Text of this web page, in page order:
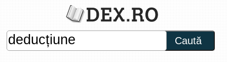
Caută